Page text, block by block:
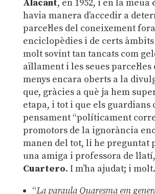
Alacant, en 1952, i en la meua
havia manera d’accedir a
parcel·les del coneixement
enciclopèdies i de certs
molt sovint tan tancats com
aïllament i les seues parcel·les
menys encara oberts a la
que, gràcies a què ja hem
etapa, i tot i que els guardians
pensament “políticament
promotors de la ignorància
manen del tot, li he preguntat
una amiga i professora de llatí,
Cuartero. I m’ha ajudat; i molt.
“La paraula Quaresma em